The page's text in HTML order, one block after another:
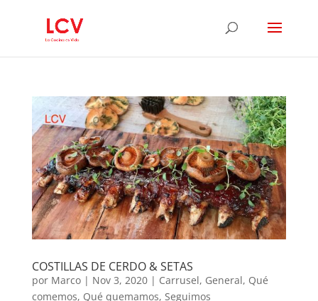
COSTILLAS DE CERDO & SETAS
por Marco| Nov 3, 2020| Carrusel, General, Qué
comemos, Qué quemamos, Seguimos